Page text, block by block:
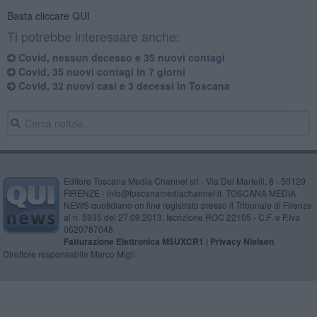
Basta cliccare QUI
Ti potrebbe interessare anche:
Covid, nessun decesso e 35 nuovi contagi
Covid, 35 nuovi contagi in 7 giorni
Covid, 32 nuovi casi e 3 decessi in Toscana
Editore Toscana Media Channel srl - Via Dei Martelli, 8 - 50129
FIRENZE - info@toscanamediachannel.it. TOSCANA MEDIA
NEWS quotidiano on line registrato presso il Tribunale di Firenze
al n. 5935 del 27.09.2013. Iscrizione ROC 22105 - C.F. e P.Iva
0620787048
Fatturazione Elettronica M5UXCR1 | Privacy Nielsen
Direttore responsabile Marco Migli